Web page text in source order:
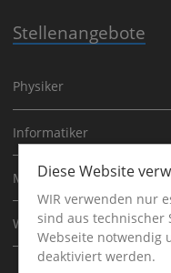
Stellenangebote
Physiker
Informatiker
Mathematiker
Werkstudent
Diese Website
WIR verwenden nur
sind aus technischer
Webseite notwendig
deaktiviert werden.